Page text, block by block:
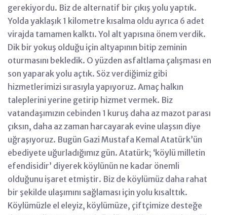
gerekiyordu. Biz de alternatif bir çıkış yolu yaptık.
Yolda yaklaşık 1 kilometre kısalma oldu ayrıca 6 adet
virajda tamamen kalktı. Yol alt yapısına önem verdik.
Dik bir yokuş olduğu için altyapının bitip zeminin
oturmasını bekledik. O yüzden asfaltlama çalışması en
son yaparak yolu açtık. Söz verdiğimiz gibi
hizmetlerimizi sırasıyla yapıyoruz. Amaç halkın
taleplerini yerine getirip hizmet vermek. Biz
vatandaşımızın cebinden 1 kuruş daha az mazot parası
çıksın, daha az zaman harcayarak evine ulaşsın diye
uğraşıyoruz. Bugün Gazi Mustafa Kemal Atatürk’ün
ebediyete uğurladığımız gün. Atatürk; ‘köylü milletin
efendisidir’ diyerek köylünün ne kadar önemli
olduğunu işaret etmiştir. Biz de köylümüz daha rahat
bir şekilde ulaşımını sağlaması için yolu kısalttık.
Köylümüzle el eleyiz, köylümüze, çiftçimize desteğe